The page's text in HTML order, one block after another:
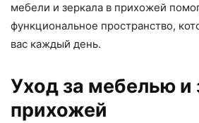
мебели и зеркала в прихожей
функциональное пространство,
вас каждый день.
Уход за мебелью и
прихожей